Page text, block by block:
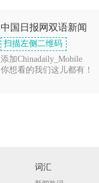
中国日报网双语新闻
扫描左侧二维码
添加Chinadaily_Mobile
你想看的我们这儿都有！
词汇